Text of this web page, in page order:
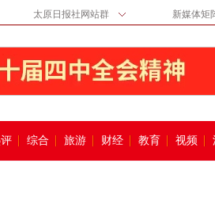
太原日报社网站群 新媒体矩
综合 旅游 财经 教育 视频